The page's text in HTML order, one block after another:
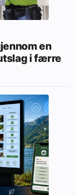
en
i færre